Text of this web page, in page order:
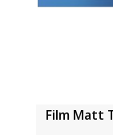
Film Matt